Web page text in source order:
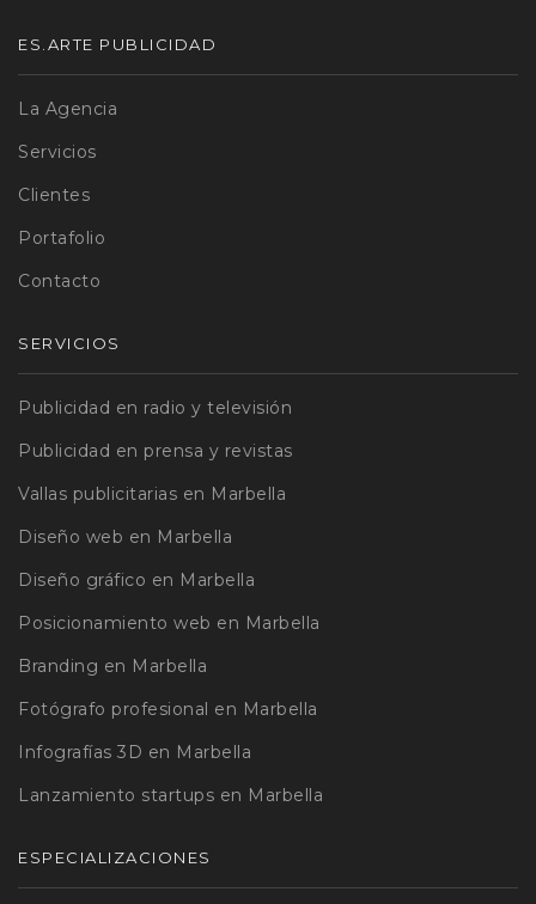
ES.ARTE PUBLICIDAD
La Agencia
Servicios
Clientes
Portafolio
Contacto
SERVICIOS
Publicidad en radio y televisión
Publicidad en prensa y revistas
Vallas publicitarias en Marbella
Diseño web en Marbella
Diseño gráfico en Marbella
Posicionamiento web en Marbella
Branding en Marbella
Fotógrafo profesional en Marbella
Infografías 3D en Marbella
Lanzamiento startups en Marbella
ESPECIALIZACIONES